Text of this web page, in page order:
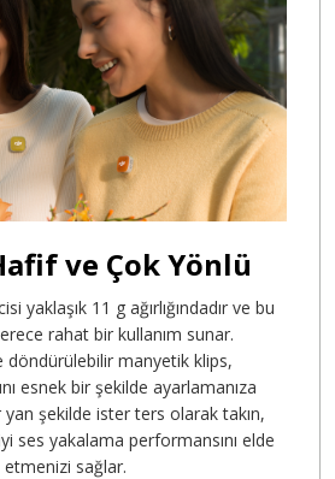
ve Çok Yönlü
yaklaşık 11 g ağırlığındadır ve bu
rahat bir kullanım sunar.
döndürülebilir manyetik klips,
esnek bir şekilde ayarlamanıza
yan şekilde ister ters olarak takın,
ses yakalama performansını elde
etmenizi sağlar.